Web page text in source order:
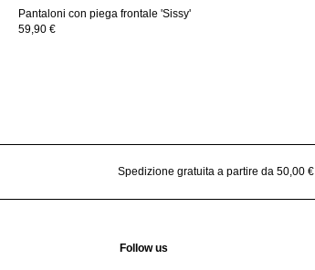
Pantaloni con piega frontale 'Sissy'
59,90 €
Spedizione gratuita a partire da 50,00 €
Follow us